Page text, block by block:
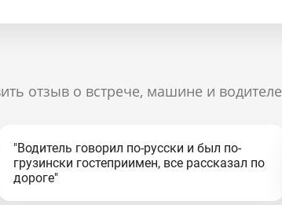
отзыв о встрече, машине и водителе
"Водитель говорил по-русски и был по-
грузински гостеприимен, все рассказал по
дороге"